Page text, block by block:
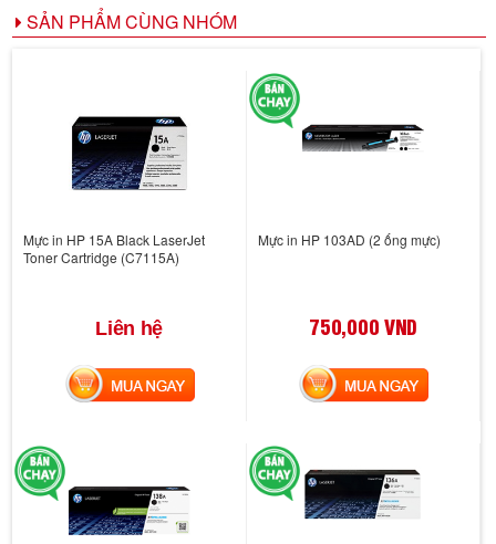
SẢN PHẨM CÙNG NHÓM
Mực in HP 15A Black LaserJet
Toner Cartridge (C7115A)
Liên hệ
MUA NGAY
Mực in HP 103AD (2 ống mực)
750,000 VND
MUA NGAY